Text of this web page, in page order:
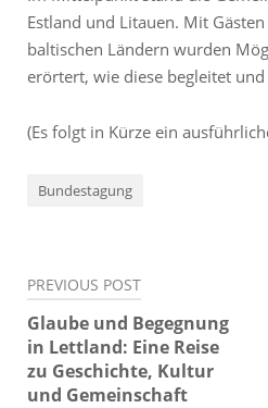
Estland und Litauen. Mit
baltischen Ländern wurden
erörtert, wie diese begleitet
(Es folgt in Kürze ein
Bundestagung
Beitragsnavigation
PREVIOUS POST
Glaube und Begegnung
in Lettland: Eine Reise
zu Geschichte, Kultur
und Gemeinschaft